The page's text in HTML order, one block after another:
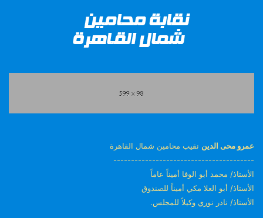
عمرو محى الدين نقيب محامين شمال القاهرة
----------------------------------------
الأستاذ/ محمد أبو الوفا أميناً عاماً
الأستاذ/ أبو العلا مكي أميناً للصندوق
الأستاذ/ نادر نوري وكيلاً للمجلس.